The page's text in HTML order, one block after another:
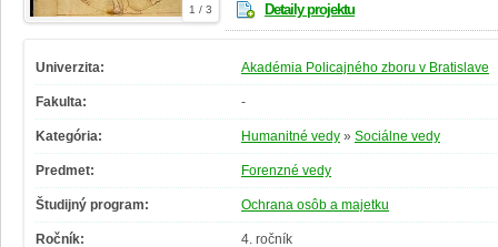
1 / 3 Detaily projektu
Univerzita: Akadémia Policajného zboru v Bratislave
Fakulta: -
Kategória: Humanitné vedy » Sociálne vedy
Predmet: Forenzné vedy
Študijný program: Ochrana osôb a majetku
Ročník: 4. ročník